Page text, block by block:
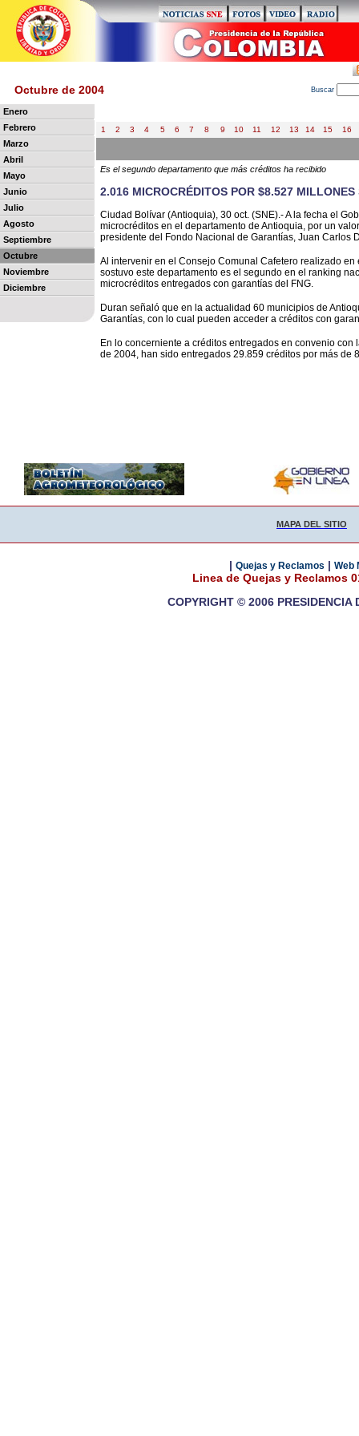
Octubre de 2004 Buscar
Enero
Febrero
Marzo
Abril
Mayo
Junio
Julio
Agosto
Septiembre
Octubre
Noviembre
Diciembre
1 2 3 4 5 6 7 8 9 10 11 12 13 14 15 16
Es el segundo departamento que más créditos ha recibido
2.016 MICROCRÉDITOS POR $8.527
Ciudad Bolívar (Antioquia), 30 oct. (SNE).- A la fecha el
microcréditos en el departamento de Antioquia, por un
presidente del Fondo Nacional de Garantías, Juan Carlos
Al intervenir en el Consejo Comunal Cafetero realizado
sostuvo este departamento es el segundo en el ranking
microcréditos entregados con garantías del FNG.
Duran señaló que en la actualidad 60 municipios de
Garantías, con lo cual pueden acceder a créditos con
En lo concerniente a créditos entregados en convenio
de 2004, han sido entregados 29.859 créditos por más de
MAPA DEL SITIO
| Quejas y Reclamos | Web
Linea de Quejas y Reclamos
COPYRIGHT © 2006 PRESIDENCIA